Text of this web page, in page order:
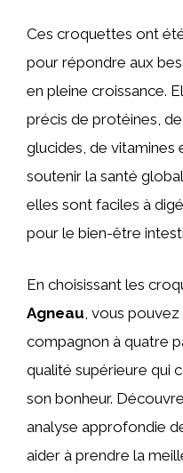
Ces croquettes ont
pour répondre aux
en pleine croissance.
précis de protéines,
glucides, de vitamines
soutenir la santé
elles sont faciles à
pour le bien-être
En choisissant les
Agneau , vous
compagnon à quatre
qualité supérieure qui
son bonheur.
analyse approfondie
aider à prendre la